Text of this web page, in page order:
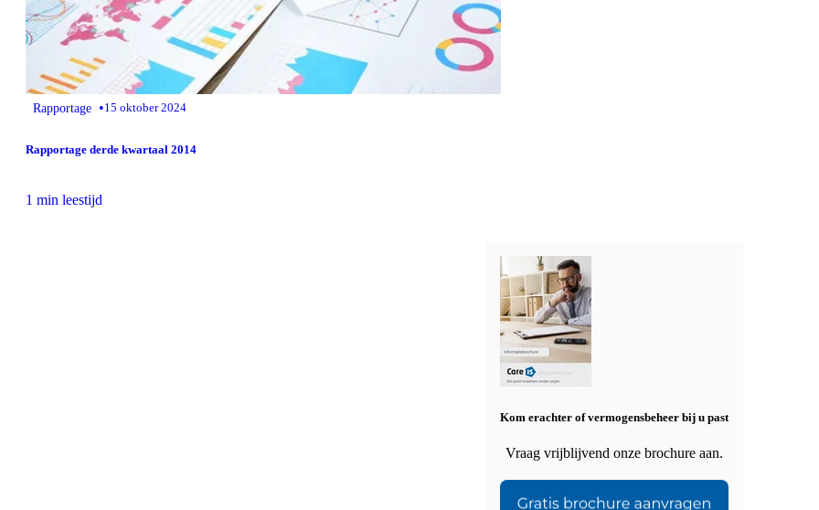
Rapportage •15 oktober 2024
Rapportage derde kwartaal 2014
1 min leestijd
Kom erachter of vermogensbeheer bij u past
Vraag vrijblijvend onze brochure aan.